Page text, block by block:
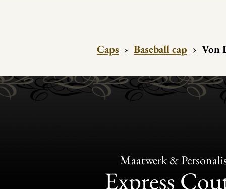
Caps › Baseball cap › Von
Maatwerk &
Express